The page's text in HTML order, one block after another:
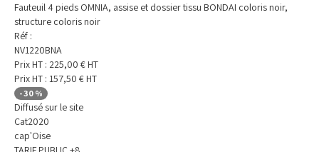
Fauteuil 4 pieds OMNIA, assise et dossier tissu BONDAI coloris noir,
structure coloris noir
Réf :
NV1220BNA
Prix HT : 225,00 € HT
Prix HT : 157,50 € HT
-30 %
Diffusé sur le site
Cat2020
cap'Oise